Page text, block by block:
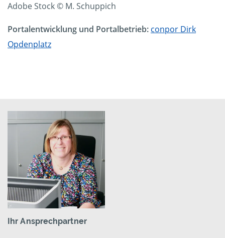
Adobe Stock © M. Schuppich
Portalentwicklung und Portalbetrieb: conpor Dirk
Opdenplatz
Ihr Ansprechpartner